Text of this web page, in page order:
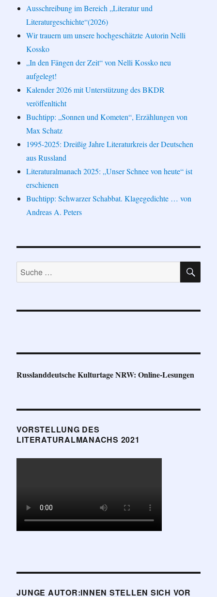
Ausschreibung im Bereich „Literatur und
Literaturgeschichte“(2026)
Wir trauern um unsere hochgeschätzte Autorin Nelli
Kossko
„In den Fängen der Zeit“ von Nelli Kossko neu
aufgelegt!
Kalender 2026 mit Unterstützung des BKDR
veröffenlticht
Buchtipp: „Sonnen und Kometen“, Erzählungen von
Max Schatz
1995-2025: Dreißig Jahre Literaturkreis der Deutschen
aus Russland
Literaturalmanach 2025: „Unser Schnee von heute“ ist
erschienen
Buchtipp: Schwarzer Schabbat. Klagegedichte … von
Andreas A. Peters
Suche
nach:
Russlanddeutsche Kulturtage NRW: Online-Lesungen
VORSTELLUNG DES
LITERATURALMANACHS 2021
JUNGE AUTOR:INNEN STELLEN SICH VOR